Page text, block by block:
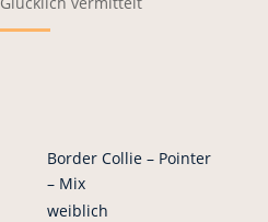
Border Collie – Pointer
– Mix
weiblich